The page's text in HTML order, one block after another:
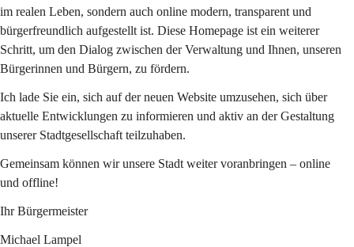
im realen Leben, sondern auch online modern, transparent und
bürgerfreundlich aufgestellt ist. Diese Homepage ist ein weiterer
Schritt, um den Dialog zwischen der Verwaltung und Ihnen, unseren
Bürgerinnen und Bürgern, zu fördern.
Ich lade Sie ein, sich auf der neuen Website umzusehen, sich über
aktuelle Entwicklungen zu informieren und aktiv an der Gestaltung
unserer Stadtgesellschaft teilzuhaben.
Gemeinsam können wir unsere Stadt weiter voranbringen – online
und offline!
Ihr Bürgermeister
Michael Lampel